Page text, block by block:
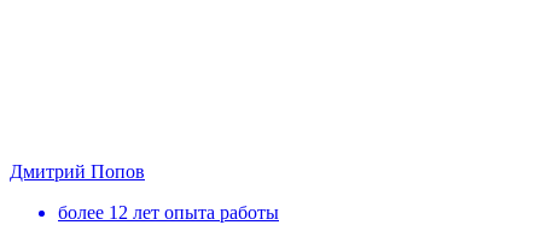
Дмитрий Попов
более 12 лет опыта работы